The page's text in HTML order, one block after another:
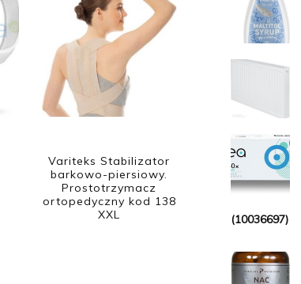
Variteks Stabilizator
barkowo-piersiowy.
Prostotrzymacz
ortopedyczny kod 138
XXL
(10036697)